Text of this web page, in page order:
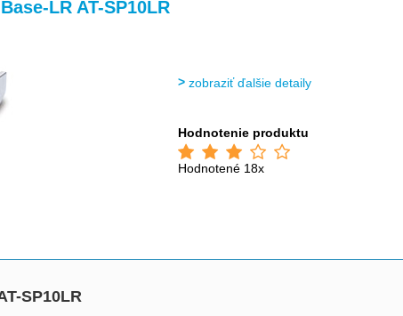
>
LR AT-SP10LR
zobraziť ďalšie detaily
Hodnotenie produktu
Hodnotené 18x
SP10LR